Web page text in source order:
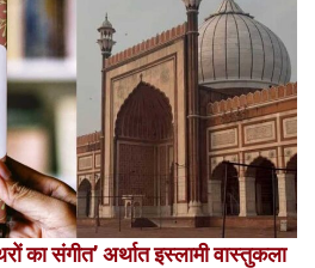
का संगीत’ अर्थात इस्लामी वास्तुकला